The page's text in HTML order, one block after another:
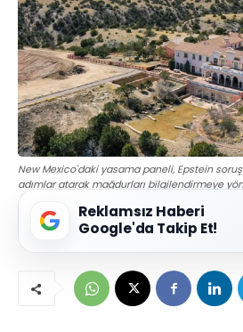
New Mexico'daki yasama paneli, Epstein
adımlar atarak mağdurları bilgilendirmeye
Reklamsız Haberi
Google'da Takip Et!